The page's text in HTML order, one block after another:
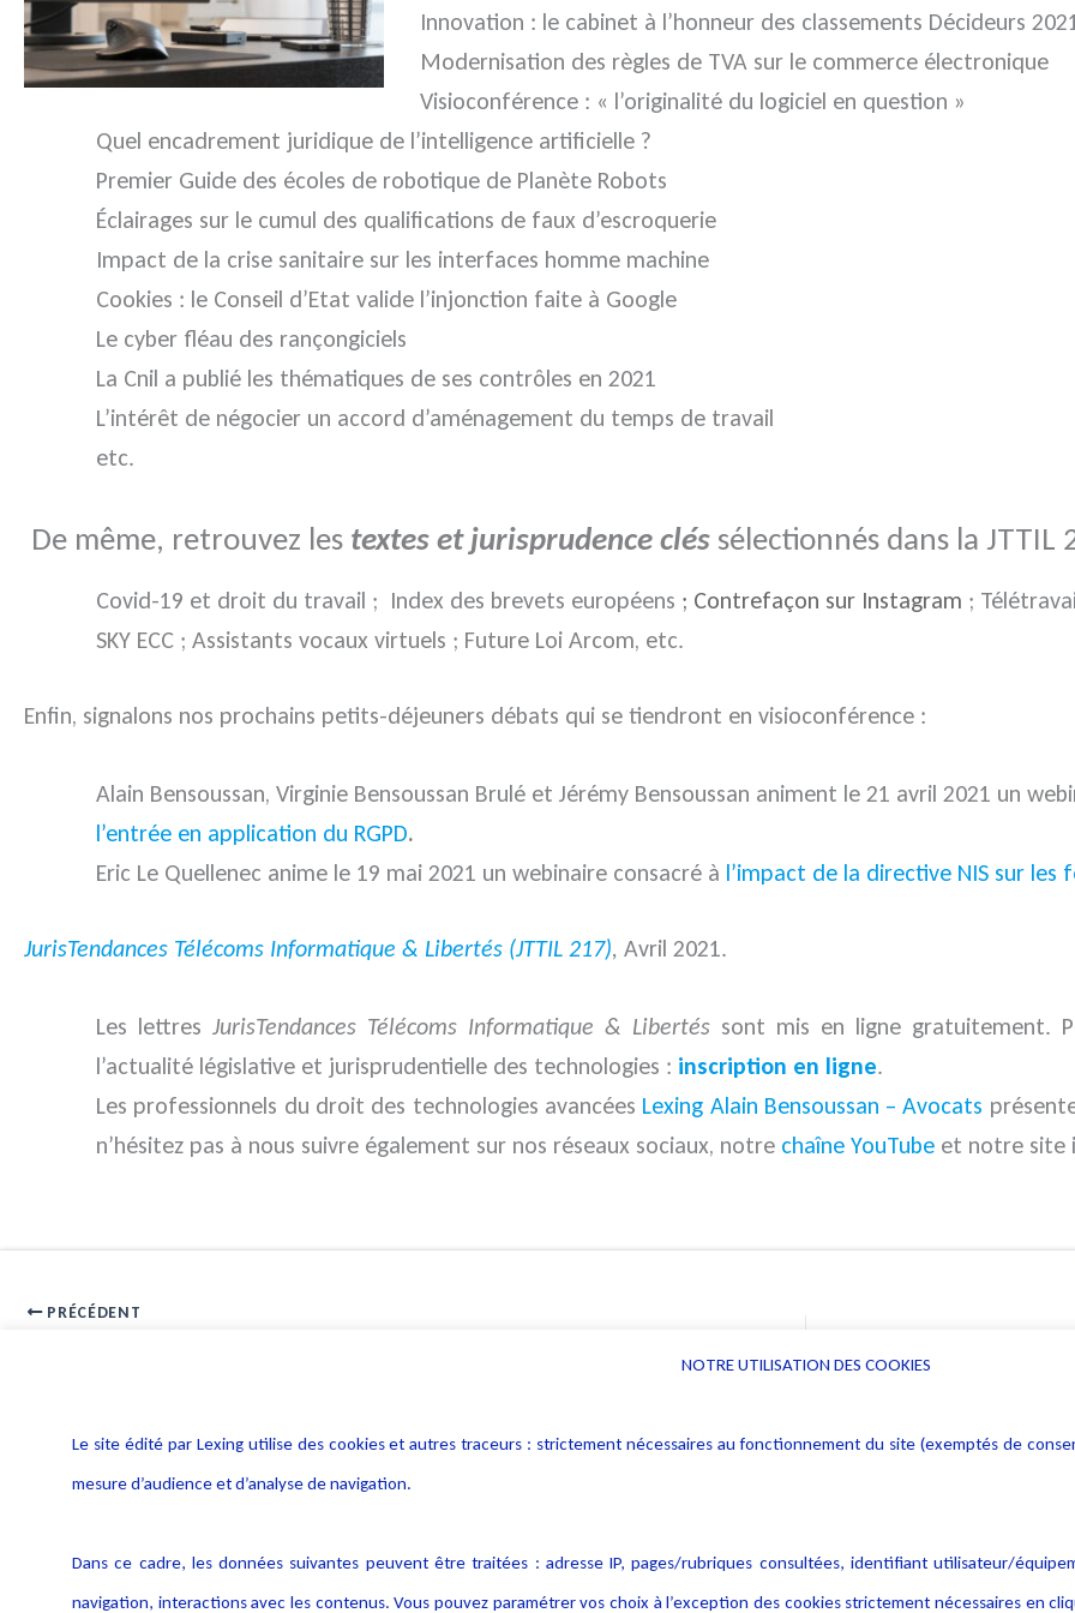
Innovation : le cabinet à l’honneur des classements Décideurs
Modernisation des règles de TVA sur le commerce électronique
Visioconférence : « l’originalité du logiciel en question »
Quel encadrement juridique de l’intelligence artificielle ?
Premier Guide des écoles de robotique de Planète Robots
Éclairages sur le cumul des qualifications de faux d’escroquerie
Impact de la crise sanitaire sur les interfaces homme machine
Cookies : le Conseil d’Etat valide l’injonction faite à Google
Le cyber fléau des rançongiciels
La Cnil a publié les thématiques de ses contrôles en 2021
L’intérêt de négocier un accord d’aménagement du temps de travail
etc.
De même, retrouvez les textes et jurisprudence clés sélectionnés dans la JTTIL
Covid-19 et droit du travail ; Index des brevets européens ; Contrefaçon sur Instagram ;
SKY ECC ; Assistants vocaux virtuels ; Future Loi Arcom, etc.
Enfin, signalons nos prochains petits-déjeuners débats qui se tiendront en visioconférence :
Alain Bensoussan, Virginie Bensoussan Brulé et Jérémy Bensoussan animent le 21 avril 2021 un
l’entrée en application du RGPD.
Eric Le Quellenec anime le 19 mai 2021 un webinaire consacré à l’impact de la directive NIS sur les
JurisTendances Télécoms Informatique & Libertés (JTTIL 217), Avril 2021.
Les lettres JurisTendances Télécoms Informatique & Libertés sont mis en ligne gratuitement.
l’actualité législative et jurisprudentielle des technologies : inscription en ligne.
Les professionnels du droit des technologies avancées Lexing Alain Bensoussan – Avocats
n’hésitez pas à nous suivre également sur nos réseaux sociaux, notre chaîne YouTube et notre site
PRÉCÉDENT
NOTRE UTILISATION DES COOKIES
Le site édité par Lexing utilise des cookies et autres traceurs : strictement nécessaires au fonctionnement du site (exemptés de
mesure d’audience et d’analyse de navigation.
Dans ce cadre, les données suivantes peuvent être traitées : adresse IP, pages/rubriques consultées, identifiant utilisateur/
navigation, interactions avec les contenus. Vous pouvez paramétrer vos choix à l’exception des cookies strictement nécessaires en